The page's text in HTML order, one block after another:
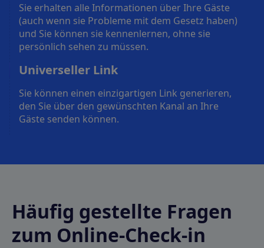
Sie erhalten alle Informationen über Ihre Gäste
(auch wenn sie Probleme mit dem Gesetz haben)
und Sie können sie kennenlernen, ohne sie
persönlich sehen zu müssen.
Universeller Link
Sie können einen einzigartigen Link generieren,
den Sie über den gewünschten Kanal an Ihre
Gäste senden können.
Häufig gestellte Fragen
zum Online-Check-in